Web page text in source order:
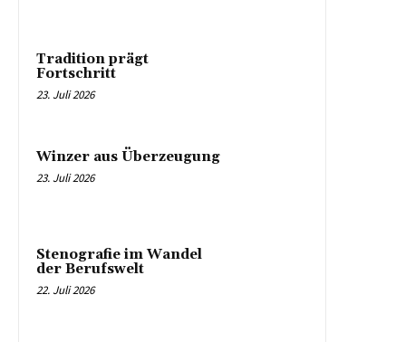
Tradition prägt
Fortschritt
23. Juli 2026
Winzer aus Überzeugung
23. Juli 2026
Stenografie im Wandel
der Berufswelt
22. Juli 2026